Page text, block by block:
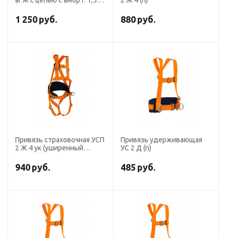
1 250 руб. 880 руб.
Привязь страховочная УСП
2 Ж 4 ук (уширенный
940 руб.
Привязь удерживающая
УС 2 Д (n)
485 руб.